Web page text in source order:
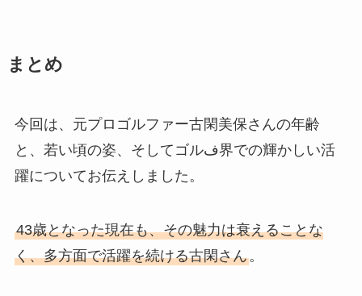
まとめ
今回は、元プロゴルファー古閑美保さんの年齢
と、若い頃の姿、そしてゴルف界での輝かしい活
躍についてお伝えしました。
43歳となった現在も、その魅力は衰えることな
く、多方面で活躍を続ける古閑さん。